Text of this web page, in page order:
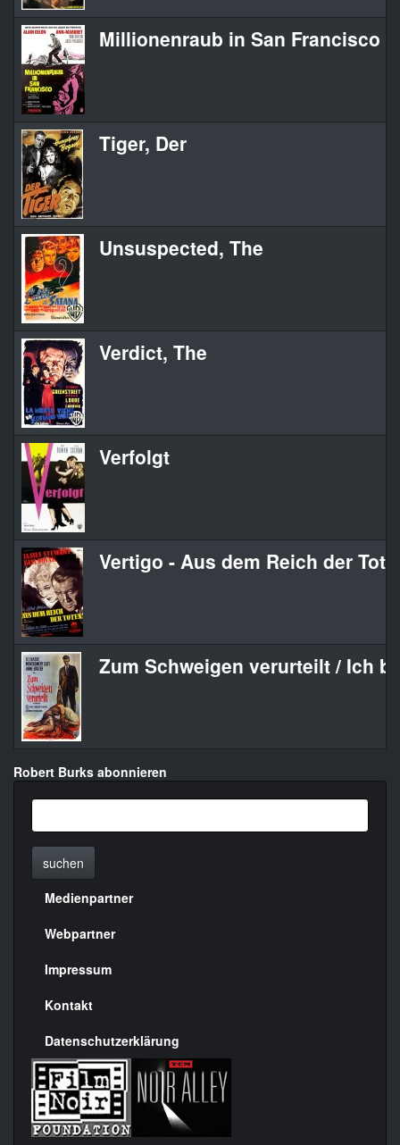
Millionenraub in San Francisco
Tiger, Der
Unsuspected, The
Verdict, The
Verfolgt
Vertigo - Aus dem Reich der
Zum Schweigen verurteilt / Ich
Robert Burks abonnieren
suchen
Menülinks
rechte
Seite
Medienpartner
Webpartner
Impressum
Kontakt
Datenschutzerklärung